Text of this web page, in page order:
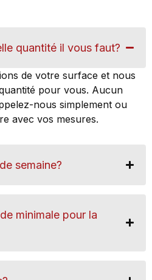
quantité il vous faut?
de votre surface et nous
pour vous. Aucun
nous simplement ou
avec vos mesures.
semaine?
minimale pour la